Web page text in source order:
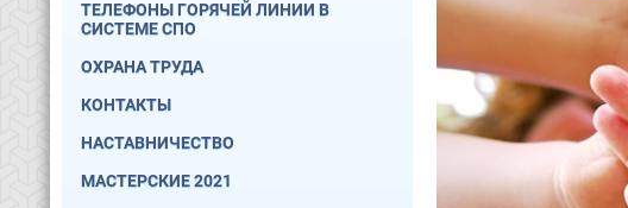
ТЕЛЕФОНЫ ГОРЯЧЕЙ ЛИНИИ В
СИСТЕМЕ СПО
ОХРАНА ТРУДА
КОНТАКТЫ
НАСТАВНИЧЕСТВО
МАСТЕРСКИЕ 2021